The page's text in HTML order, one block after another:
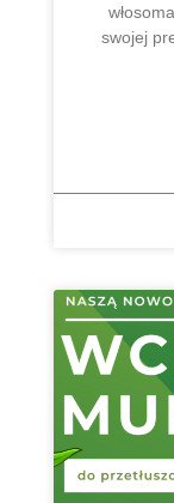
swojej